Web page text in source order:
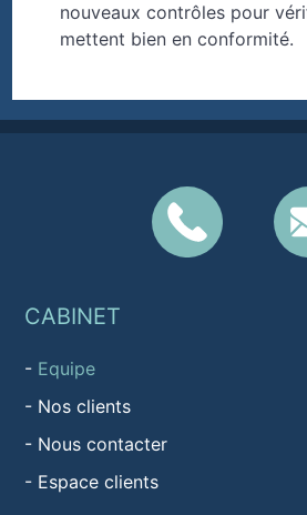
nouveaux contrôles pour
mettent bien en conformité.
CABINET
- Equipe
- Nos clients
- Nous contacter
- Espace clients